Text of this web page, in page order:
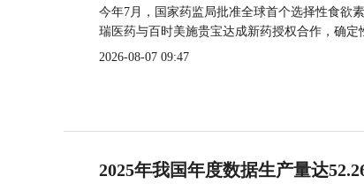
今年7月，国家药监局批准全球首个选择性食欲
瑞医药与百时美施贵宝达成新药授权合作，确
2026-08-07 09:47
2025年我国年度数据生产量达